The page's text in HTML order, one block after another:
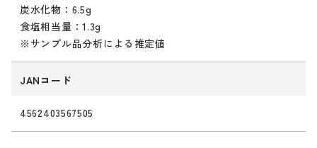
炭水化物：6.5g
食塩相当量：1.3g
※サンプル品分析による推定値
JANコード
4562403567505